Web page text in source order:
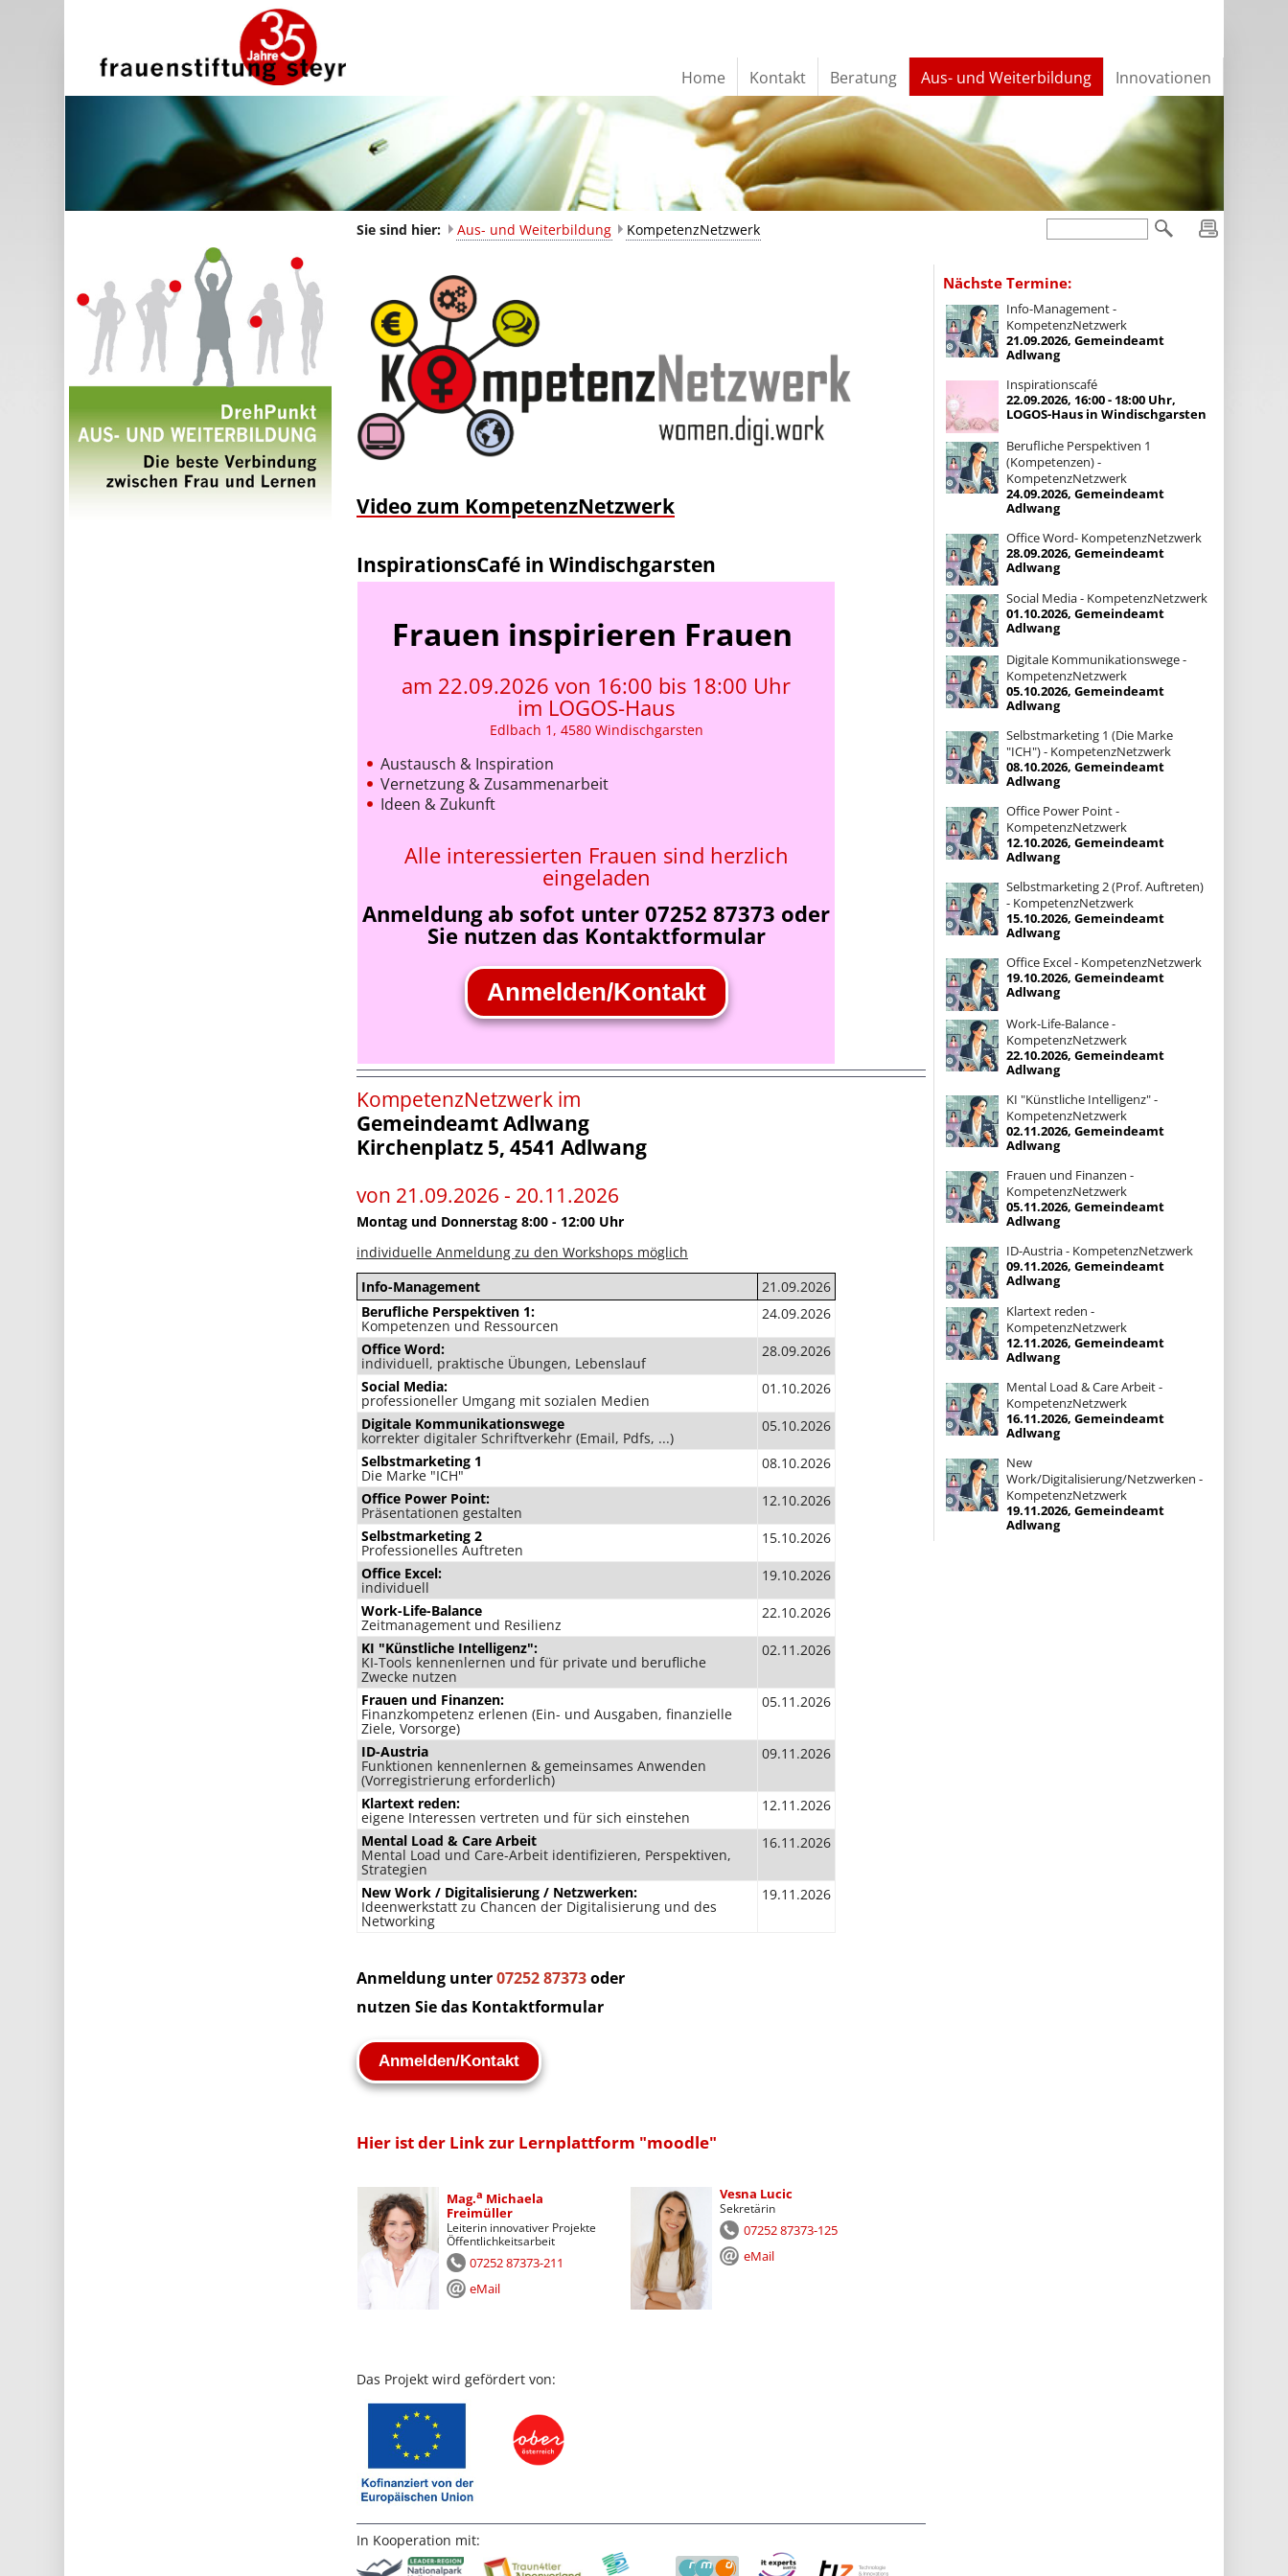
Home Kontakt Beratung Aus- und Weiterbildung Innovationen
Sie sind hier: Aus- und Weiterbildung KompetenzNetzwerk
Nächste Termine:
Info-Management -
KompetenzNetzwerk
21.09.2026, Gemeindeamt
Adlwang
Inspirationscafé
22.09.2026, 16:00 - 18:00 Uhr,
LOGOS-Haus in Windischgarsten
Berufliche Perspektiven 1
(Kompetenzen) -
KompetenzNetzwerk
24.09.2026, Gemeindeamt
Adlwang
Office Word- KompetenzNetzwerk
28.09.2026, Gemeindeamt
Adlwang
Social Media - KompetenzNetzwerk
01.10.2026, Gemeindeamt
Adlwang
Digitale Kommunikationswege -
KompetenzNetzwerk
05.10.2026, Gemeindeamt
Adlwang
Selbstmarketing 1 (Die Marke
"ICH") - KompetenzNetzwerk
08.10.2026, Gemeindeamt
Adlwang
Office Power Point -
KompetenzNetzwerk
12.10.2026, Gemeindeamt
Adlwang
Selbstmarketing 2 (Prof. Auftreten)
- KompetenzNetzwerk
15.10.2026, Gemeindeamt
Adlwang
Office Excel - KompetenzNetzwerk
19.10.2026, Gemeindeamt
Adlwang
Work-Life-Balance -
KompetenzNetzwerk
22.10.2026, Gemeindeamt
Adlwang
KI "Künstliche Intelligenz" -
KompetenzNetzwerk
02.11.2026, Gemeindeamt
Adlwang
Frauen und Finanzen -
KompetenzNetzwerk
05.11.2026, Gemeindeamt
Adlwang
ID-Austria - KompetenzNetzwerk
09.11.2026, Gemeindeamt
Adlwang
Klartext reden -
KompetenzNetzwerk
12.11.2026, Gemeindeamt
Adlwang
Mental Load & Care Arbeit -
KompetenzNetzwerk
16.11.2026, Gemeindeamt
Adlwang
New
Work/Digitalisierung/Netzwerken -
KompetenzNetzwerk
19.11.2026, Gemeindeamt
Adlwang
Video zum KompetenzNetzwerk
InspirationsCafé in Windischgarsten
Frauen inspirieren Frauen
am 22.09.2026 von 16:00 bis 18:00 Uhr
im LOGOS-Haus
Edlbach 1, 4580 Windischgarsten
Austausch & Inspiration
Vernetzung & Zusammenarbeit
Ideen & Zukunft
Alle interessierten Frauen sind herzlich
eingeladen
Anmeldung ab sofot unter 07252 87373 oder
Sie nutzen das Kontaktformular
Anmelden/Kontakt
KompetenzNetzwerk im
Gemeindeamt Adlwang
Kirchenplatz 5, 4541 Adlwang
von 21.09.2026 - 20.11.2026
Montag und Donnerstag 8:00 - 12:00 Uhr
individuelle Anmeldung zu den Workshops möglich
Info-Management
21.09.2026
Berufliche Perspektiven 1:
Kompetenzen und Ressourcen
24.09.2026
Office Word:
individuell, praktische Übungen, Lebenslauf
28.09.2026
Social Media:
professioneller Umgang mit sozialen Medien
01.10.2026
Digitale Kommunikationswege
korrekter digitaler Schriftverkehr (Email, Pdfs, ...)
05.10.2026
Selbstmarketing 1
Die Marke "ICH"
08.10.2026
Office Power Point:
Präsentationen gestalten
12.10.2026
Selbstmarketing 2
Professionelles Auftreten
15.10.2026
Office Excel:
individuell
19.10.2026
Work-Life-Balance
Zeitmanagement und Resilienz
22.10.2026
KI "Künstliche Intelligenz":
KI-Tools kennenlernen und für private und berufliche
Zwecke nutzen
02.11.2026
Frauen und Finanzen:
Finanzkompetenz erlenen (Ein- und Ausgaben, finanzielle
Ziele, Vorsorge)
05.11.2026
ID-Austria
Funktionen kennenlernen & gemeinsames Anwenden
(Vorregistrierung erforderlich)
09.11.2026
Klartext reden:
eigene Interessen vertreten und für sich einstehen
12.11.2026
Mental Load & Care Arbeit
Mental Load und Care-Arbeit identifizieren, Perspektiven,
Strategien
16.11.2026
New Work / Digitalisierung / Netzwerken:
Ideenwerkstatt zu Chancen der Digitalisierung und des
Networking
19.11.2026
Anmeldung unter07252 87373oder
nutzen Sie das Kontaktformular
Anmelden/Kontakt
Hier ist der Link zur Lernplattform "moodle"
Mag.a Michaela
Freimüller
Leiterin innovativer Projekte
Öffentlichkeitsarbeit
07252 87373-211
eMail
Vesna Lucic
Sekretärin
07252 87373-125
eMail
Das Projekt wird gefördert von:
In Kooperation mit: